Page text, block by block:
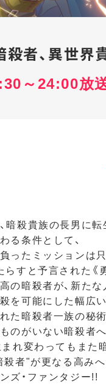
者、異世界
～24:00放
暗殺貴族の長男に転
る条件として、
ったミッションは只
らすと予言された《
の暗殺者が、新た
を可能にした幅広
た暗殺者一族の秘
のがいない暗殺者
まれ変わってもまた
者"が更なる高み
ズ・ファンタジー!!